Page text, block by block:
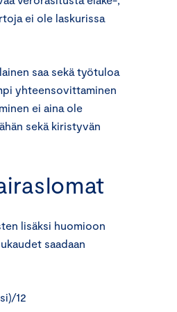
ei ole laskurissa
saa sekä työtuloa
yhteensovittaminen
ei aina ole
sekä kiristyvän
lisäksi huomioon
saadaan
12